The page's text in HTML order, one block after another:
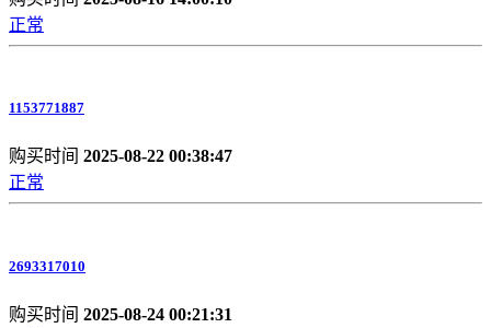
正常
1153771887
购买时间 2025-08-22 00:38:47
正常
2693317010
购买时间 2025-08-24 00:21:31